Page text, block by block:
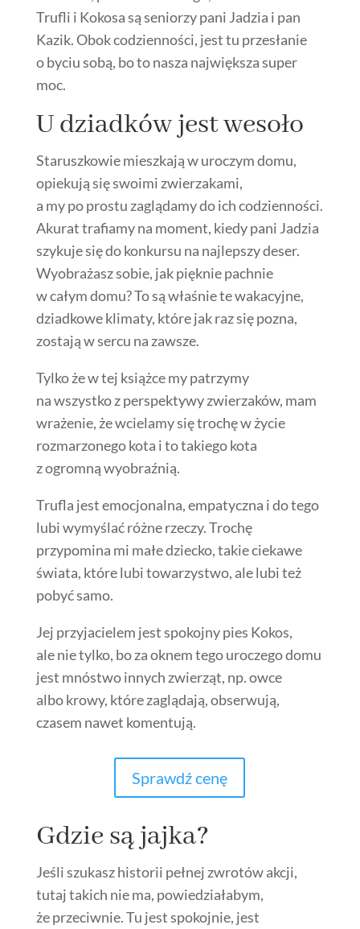
Trufli i Kokosa są seniorzy pani Jadzia i pan
Kazik. Obok codzienności, jest tu przesłanie
o byciu sobą, bo to nasza największa super
moc.
U dziadków jest wesoło
Staruszkowie mieszkają w uroczym domu,
opiekują się swoimi zwierzakami,
a my po prostu zaglądamy do ich codzienności.
Akurat trafiamy na moment, kiedy pani Jadzia
szykuje się do konkursu na najlepszy deser.
Wyobrażasz sobie, jak pięknie pachnie
w całym domu? To są właśnie te wakacyjne,
dziadkowe klimaty, które jak raz się pozna,
zostają w sercu na zawsze.
Tylko że w tej książce my patrzymy
na wszystko z perspektywy zwierzaków, mam
wrażenie, że wcielamy się trochę w życie
rozmarzonego kota i to takiego kota
z ogromną wyobraźnią.
Trufla jest emocjonalna, empatyczna i do tego
lubi wymyślać różne rzeczy. Trochę
przypomina mi małe dziecko, takie ciekawe
świata, które lubi towarzystwo, ale lubi też
pobyć samo.
Jej przyjacielem jest spokojny pies Kokos,
ale nie tylko, bo za oknem tego uroczego domu
jest mnóstwo innych zwierząt, np. owce
albo krowy, które zaglądają, obserwują,
czasem nawet komentują.
Sprawdź cenę
Gdzie są jajka?
Jeśli szukasz historii pełnej zwrotów akcji,
tutaj takich nie ma, powiedziałabym,
że przeciwnie. Tu jest spokojnie, jest